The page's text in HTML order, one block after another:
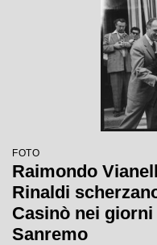
FOTO
Raimondo
Rinaldi
Casinò nei
Sanremo